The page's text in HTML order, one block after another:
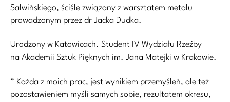
Salwińskiego, ściśle związany z warsztatem metalu
prowadzonym przez dr Jacka Dudka.
Urodzony w Katowicach. Student IV Wydziału Rzeźby
na Akademii Sztuk Pięknych im. Jana Matejki w Krakowie.
” Każda z moich prac, jest wynikiem przemyśleń, ale też
pozostawieniem myśli samych sobie, rezultatem okresu,